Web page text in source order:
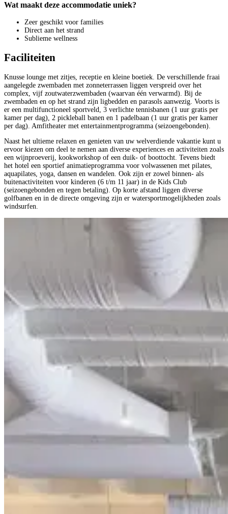
Wat maakt deze accommodatie uniek?
Zeer geschikt voor families
Direct aan het strand
Sublieme wellness
Faciliteiten
Knusse lounge met zitjes, receptie en kleine boetiek. De verschillende fraai
aangelegde zwembaden met zonneterrassen liggen verspreid over het
complex, vijf zoutwaterzwembaden (waarvan één verwarmd). Bij de
zwembaden en op het strand zijn ligbedden en parasols aanwezig. Voorts is
er een multifunctioneel sportveld, 3 verlichte tennisbanen (1 uur gratis per
kamer per dag), 2 pickleball banen en 1 padelbaan (1 uur gratis per kamer
per dag). Amfitheater met entertainmentprogramma (seizoengebonden).
Naast het ultieme relaxen en genieten van uw welverdiende vakantie kunt u
ervoor kiezen om deel te nemen aan diverse experiences en activiteiten zoals
een wijnproeverij, kookworkshop of een duik- of boottocht. Tevens biedt
het hotel een sportief animatieprogramma voor volwassenen met pilates,
aquapilates, yoga, dansen en wandelen. Ook zijn er zowel binnen- als
buitenactiviteiten voor kinderen (6 t/m 11 jaar) in de Kids Club
(seizoengebonden en tegen betaling). Op korte afstand liggen diverse
golfbanen en in de directe omgeving zijn er watersportmogelijkheden zoals
windsurfen.